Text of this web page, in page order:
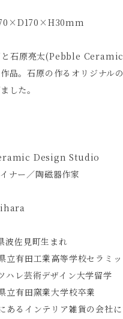
石原亮太(Pebble
品。石原の作るオリジナ
した。
Design Studio
ナー／陶磁器作家
波佐見町生まれ
立有田工業高等学校セラミ
ハレ芸術デザイン大学留学
立有田窯業大学校卒業
あるインテリア雑貨の会社